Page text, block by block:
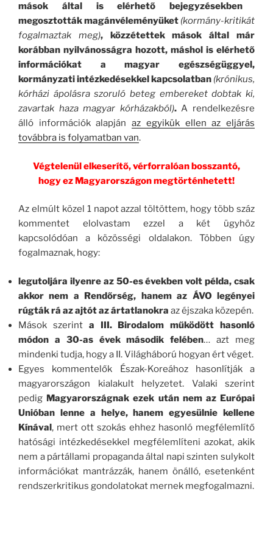
mások által is elérhető bejegyzésekben
megosztották magánvéleményüket (kormány-kritikát
fogalmaztak meg), közzétettek mások által már
korábban nyilvánosságra hozott, máshol is elérhető
információkat a magyar egészségüggyel,
kormányzati intézkedésekkel kapcsolatban (krónikus,
kórházi ápolásra szoruló beteg embereket dobtak ki,
zavartak haza magyar kórházakból).A rendelkezésre
álló információk alapjánaz egyikük ellen az eljárás
továbbra is folyamatban van.
Végtelenül elkeserítő, vérforralóan bosszantó,
hogy ez Magyarországon megtörténhetett!
Az elmúlt közel 1 napot azzal töltöttem, hogy több száz
kommentet elolvastam ezzel a két ügyhöz
kapcsolódóan a közösségi oldalakon. Többen úgy
fogalmaznak, hogy:
legutoljára ilyenre az 50-es években volt példa, csak
akkor nem a Rendőrség, hanem az ÁVO legényei
rúgták rá az ajtót az ártatlanokra az éjszaka közepén.
Mások szerint a III. Birodalom működött hasonló
módon a 30-as évek második felében… azt meg
mindenki tudja, hogy a II. Világháború hogyan ért véget.
Egyes kommentelők Észak-Koreához hasonlítják a
magyarországon kialakult helyzetet. Valaki szerint
pedig Magyarországnak ezek után nem az Európai
Unióban lenne a helye, hanem egyesülnie kellene
Kínával, mert ott szokás ehhez hasonló megfélemlítő
hatósági intézkedésekkel megfélemlíteni azokat, akik
nem a pártállami propaganda által napi szinten sulykolt
információkat mantrázzák, hanem önálló, esetenként
rendszerkritikus gondolatokat mernek megfogalmazni.